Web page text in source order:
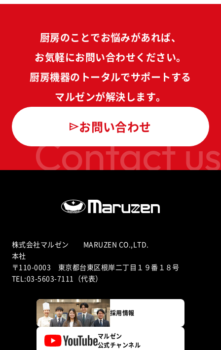
Contact us
厨房のことでお悩みがあれば、
お気軽にお問い合わせください。
厨房機器のトータルでサポートする
マルゼンが解決します。
お問い合わせ
株式会社マルゼン MARUZEN CO.,LTD.
本社
〒110-0003 東京都台東区根岸二丁目１９番１８号
TEL:03-5603-7111（代表）
採用情報
マルゼン
公式チャンネル